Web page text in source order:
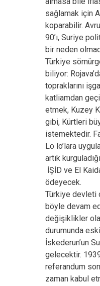
sağlamak için
koparabilir.
90’ı, Suriye
bir neden
Türkiye
biliyor:
topraklarını
katliamdan
etmek, Kuzey
gibi, Kürtleri
istemektedir.
Lo lo’lara
artık
İŞİD ve El
ödeyecek.
Türkiye devleti
böyle devam
değişiklikler
durumunda
İskederun’un
gelecektir. 1939
referandum
zaman kabul